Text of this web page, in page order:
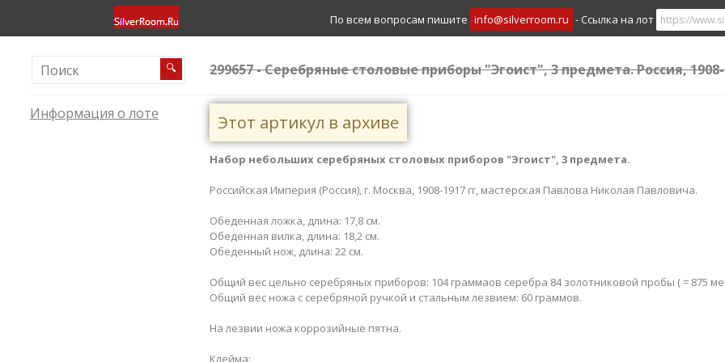
По всем вопросам пишите info@silverroom.ru - Ссылка на лот
🔍 299657 - Серебряные столовые приборы "Эгоист", 3 предмета. Россия, 1908-
Информация о лоте Этот артикул в архиве
Набор небольших серебряных столовых приборов "Эгоист", 3 предмета.
Российская Империя (Россия), г. Москва, 1908-1917 гг, мастерская Павлова Николая Павловича.
Обеденная ложка, длина: 17,8 см.
Обеденная вилка, длина: 18,2 см.
Обеденный нож, длина: 22 см.
Общий вес цельно серебряных приборов: 104 граммаов серебра 84 золотниковой пробы ( = 875
Общий вес ножа с серебряной ручкой и стальным лезвием: 60 граммов.
На лезвии ножа коррозийные пятна.
Клейма: